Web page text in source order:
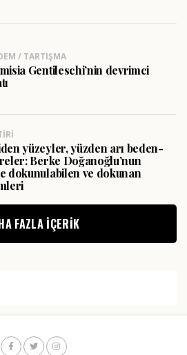
/ TARTIŞMA
Gentileschi’nin devrimci
yüzeyler, yüzden arı beden-
Berke Doğanoğlu’nun
dokunulabilen ve dokunan
FAZLA IÇERIK